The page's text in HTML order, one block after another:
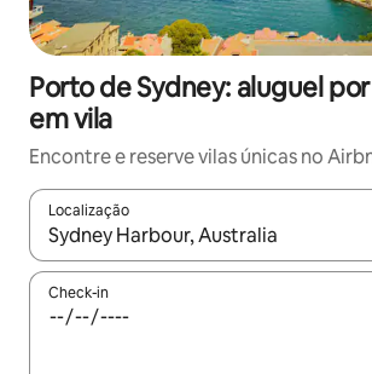
Porto de Sydney: aluguel
em vila
Encontre e reserve vilas únicas no
Localização
Quando os resultados estiverem
Check-in